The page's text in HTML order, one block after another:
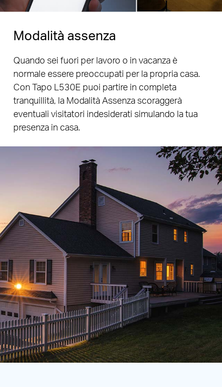
Modalità assenza
Quando sei fuori per lavoro o in vacanza è
normale essere preoccupati per la propria casa.
Con Tapo L530E puoi partire in completa
tranquillità, la Modalità Assenza scoraggerà
eventuali visitatori indesiderati simulando la tua
presenza in casa.